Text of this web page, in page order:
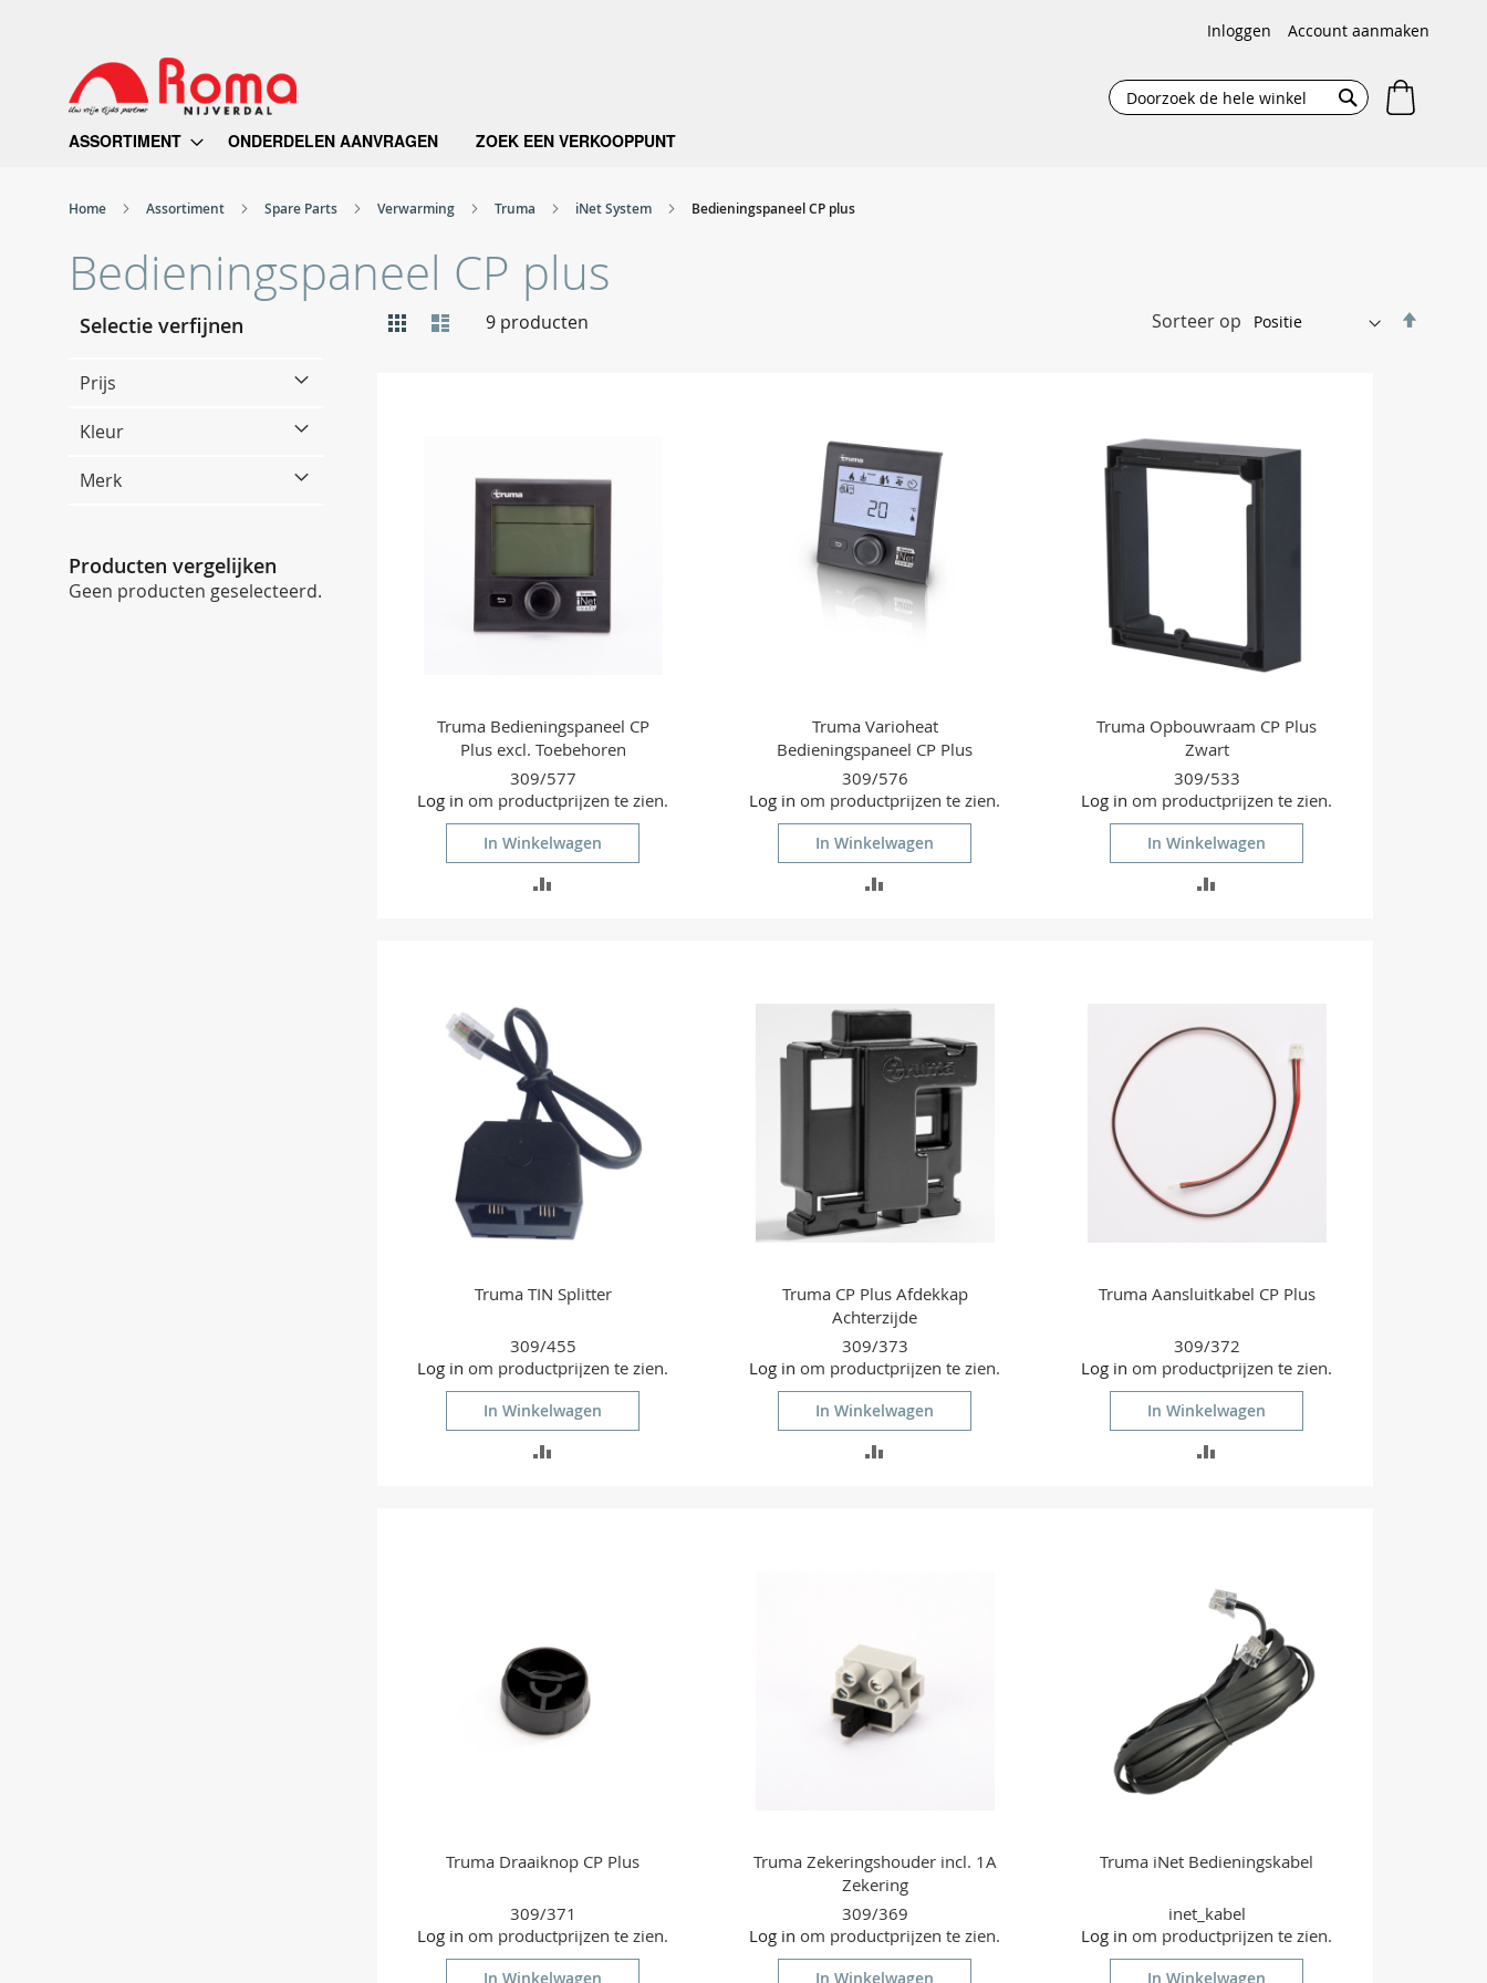
de
inhoud
Inloggen Account aanmaken
Search
ASSORTIMENT ONDERDELEN AANVRAGEN ZOEK EEN VERKOOPPUNT
Home Assortiment Spare Parts Verwarming Truma iNet System Bedieningspaneel CP plus
Bedieningspaneel CP plus
Tonen
als
Foto-
tabel
Lijst 9producten Sorteer op
Truma Bedieningspaneel CP
Plus excl. Toebehoren
309/577
Log in om productprijzen te zien.
In Winkelwagen
Truma Varioheat
Bedieningspaneel CP Plus
309/576
Log in om productprijzen te zien.
In Winkelwagen
Truma Opbouwraam CP Plus
Zwart
309/533
Log in om productprijzen te zien.
In Winkelwagen
Truma TIN Splitter
309/455
Log in om productprijzen te zien.
In Winkelwagen
Truma CP Plus Afdekkap
Achterzijde
309/373
Log in om productprijzen te zien.
In Winkelwagen
Truma Aansluitkabel CP Plus
309/372
Log in om productprijzen te zien.
In Winkelwagen
Truma Draaiknop CP Plus
309/371
Log in om productprijzen te zien.
In Winkelwagen
Truma Zekeringshouder incl. 1A
Zekering
309/369
Log in om productprijzen te zien.
In Winkelwagen
Truma iNet Bedieningskabel
inet_kabel
Log in om productprijzen te zien.
In Winkelwagen
Selectie verfijnen
Prijs
Kleur
Merk
Producten vergelijken
Geen producten geselecteerd.